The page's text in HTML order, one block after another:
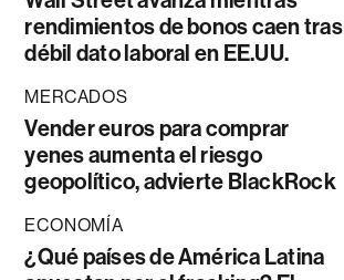
rendimientos de bonos caen tras
débil dato laboral en EE.UU.
MERCADOS
Vender euros para comprar
yenes aumenta el riesgo
geopolítico, advierte BlackRock
ECONOMÍA
¿Qué países de América Latina